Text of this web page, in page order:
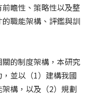
瞻性、策略性以及整
職能架構、評鑑與訓
的制度架構，本研究
並以（1）建構我國
構，以及（2）規劃